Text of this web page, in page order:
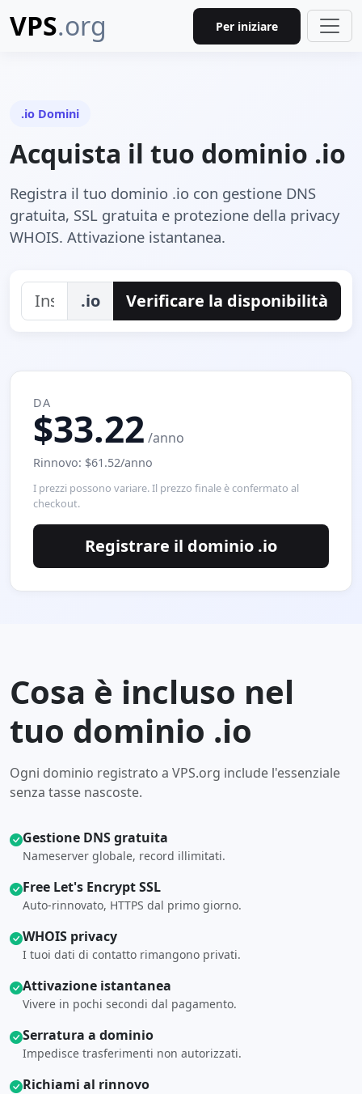
VPS.org Per iniziare
.io Domini
Acquista il tuo dominio .io
Registra il tuo dominio .io con gestione DNS
gratuita, SSL gratuita e protezione della privacy
WHOIS. Attivazione istantanea.
.io Verificare la disponibilità
DA
$33.22 /anno
Rinnovo: $61.52/anno
I prezzi possono variare. Il prezzo finale è confermato al
checkout.
Registrare il dominio .io
Cosa è incluso nel
tuo dominio .io
Ogni dominio registrato a VPS.org include l'essenziale
senza tasse nascoste.
Gestione DNS gratuita
Nameserver globale, record illimitati.
Free Let's Encrypt SSL
Auto-rinnovato, HTTPS dal primo giorno.
WHOIS privacy
I tuoi dati di contatto rimangono privati.
Attivazione istantanea
Vivere in pochi secondi dal pagamento.
Serratura a dominio
Impedisce trasferimenti non autorizzati.
Richiami al rinnovo